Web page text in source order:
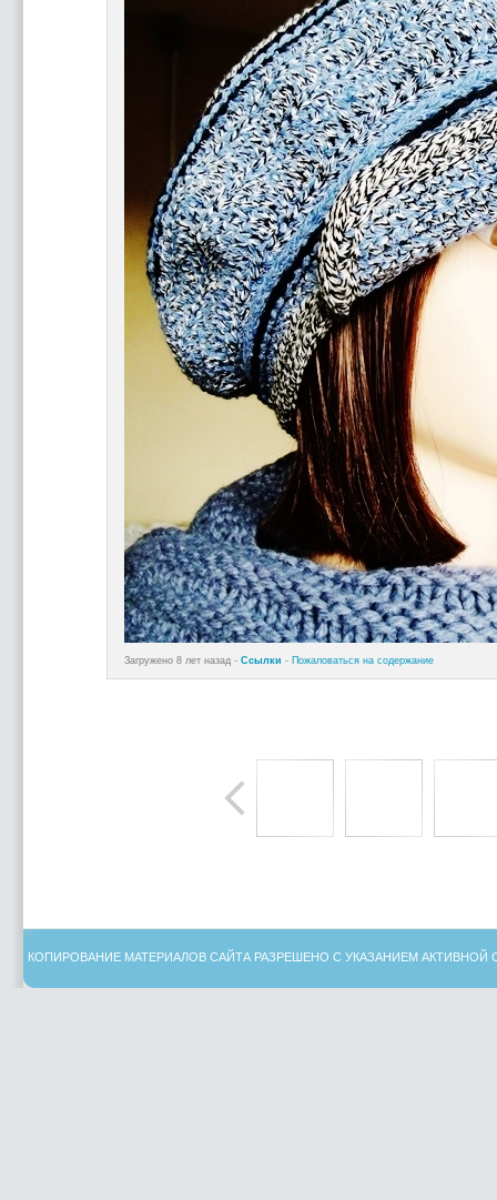
Загружено 8 лет назад - Ссылки - Пожаловаться на содержание
КОПИРОВАНИЕ МАТЕРИАЛОВ САЙТА РАЗРЕШЕНО С УКАЗАНИЕМ АКТИВНОЙ